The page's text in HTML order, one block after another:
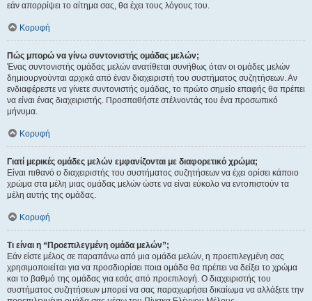
εάν απορρίψει το αίτημα σας, θα έχει τους λόγους του.
Κορυφή
Πώς μπορώ να γίνω συντονιστής ομάδας μελών;
Ένας συντονιστής ομάδας μελών ανατίθεται συνήθως όταν οι ομάδες μελών
δημιουργούνται αρχικά από έναν διαχειριστή του συστήματος συζητήσεων. Αν
ενδιαφέρεστε να γίνετε συντονιστής ομάδας, το πρώτο σημείο επαφής θα πρέπει
να είναι ένας διαχειριστής. Προσπαθήστε στέλνοντάς του ένα προσωπικό
μήνυμα.
Κορυφή
Γιατί μερικές ομάδες μελών εμφανίζονται με διαφορετικό χρώμα;
Είναι πιθανό ο διαχειριστής του συστήματος συζητήσεων να έχει ορίσει κάποιο
χρώμα στα μέλη μιας ομάδας μελών ώστε να είναι εύκολο να εντοπιστούν τα
μέλη αυτής της ομάδας.
Κορυφή
Τι είναι η “Προεπιλεγμένη ομάδα μελών”;
Εάν είστε μέλος σε παραπάνω από μια ομάδα μελών, η προεπιλεγμένη σας
χρησιμοποιείται για να προσδιορίσει ποια ομάδα θα πρέπει να δείξει το χρώμα
και το βαθμό της ομάδας για εσάς από προεπιλογή. Ο διαχειριστής του
συστήματος συζητήσεων μπορεί να σας παραχωρήσει δικαίωμα να αλλάξετε την